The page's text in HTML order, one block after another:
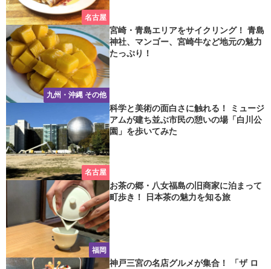
名古屋
九州・沖縄 その他
宮崎・青島エリアをサイクリング！ 青島
神社、マンゴー、宮崎牛など地元の魅力
たっぷり！
名古屋
科学と美術の面白さに触れる！ ミュージ
アムが建ち並ぶ市民の憩いの場「白川公
園」を歩いてみた
福岡
お茶の郷・八女福島の旧商家に泊まって
町歩き！ 日本茶の魅力を知る旅
神戸三宮の名店グルメが集合！ 「ザ ロ